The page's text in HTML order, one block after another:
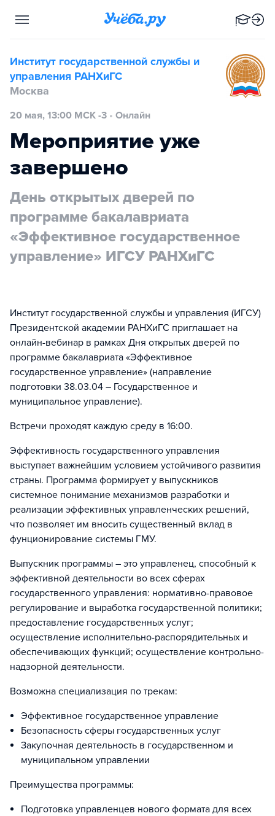
Институт государственной службы и
управления РАНХиГС
Москва
20 мая, 13:00 МСК -3 • Онлайн
Мероприятие уже
завершено
День открытых дверей по
программе бакалавриата
«Эффективное государственное
управление» ИГСУ РАНХиГС
Институт государственной службы и управления (ИГСУ)
Президентской академии РАНХиГС приглашает на
онлайн-вебинар в рамках Дня открытых дверей по
программе бакалавриата «Эффективное
государственное управление» (направление
подготовки 38.03.04 – Государственное и
муниципальное управление).
Встречи проходят каждую среду в 16:00.
Эффективность государственного управления
выступает важнейшим условием устойчивого развития
страны. Программа формирует у выпускников
системное понимание механизмов разработки и
реализации эффективных управленческих решений,
что позволяет им вносить существенный вклад в
фунционирование системы ГМУ.
Выпускник программы – это управленец, способный к
эффективной деятельности во всех сферах
государственного управления: нормативно-правовое
регулирование и выработка государственной политики;
предоставление государственных услуг;
осуществление исполнительно-распорядительных и
обеспечивающих функций; осуществление контрольно-
надзорной деятельности.
Возможна специализация по трекам:
Эффективное государственное управление
Безопасность сферы государственных услуг
Закупочная деятельность в государственном и
муниципальном управлении
Преимущества программы:
Подготовка управленцев нового формата для всех